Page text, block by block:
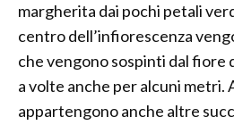
margherita dai pochi petali
centro dell’infiorescenza
che vengono sospinti dal fiore
a volte anche per alcuni metri.
appartengono anche altre